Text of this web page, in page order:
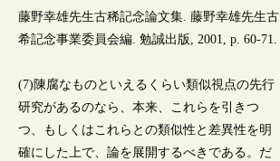
藤野幸雄先生古稀記念論文集. 藤野幸雄先生古
希記念事業委員会編. 勉誠出版, 2001, p. 60-71.
(7)陳腐なものといえるくらい類似視点の先行
研究があるのなら、本来、これらを引きつ
つ、もしくはこれらとの類似性と差異性を明
確にした上で、論を展開するべきである。だ